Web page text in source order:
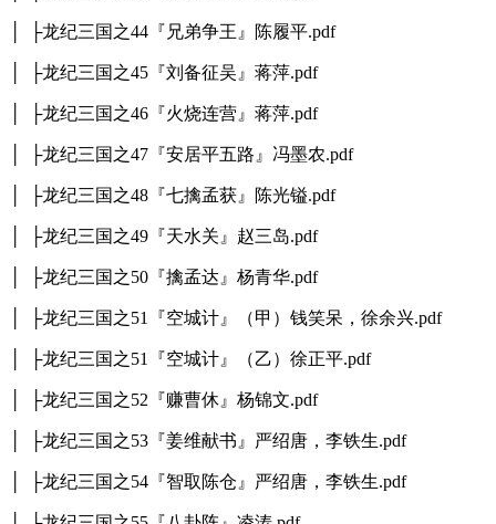
│ ├龙纪三国之44『兄弟争王』陈履平.pdf
│ ├龙纪三国之45『刘备征吴』蒋萍.pdf
│ ├龙纪三国之46『火烧连营』蒋萍.pdf
│ ├龙纪三国之47『安居平五路』冯墨农.pdf
│ ├龙纪三国之48『七擒孟获』陈光镒.pdf
│ ├龙纪三国之49『天水关』赵三岛.pdf
│ ├龙纪三国之50『擒孟达』杨青华.pdf
│ ├龙纪三国之51『空城计』（甲）钱笑呆，徐余兴.pdf
│ ├龙纪三国之51『空城计』（乙）徐正平.pdf
│ ├龙纪三国之52『赚曹休』杨锦文.pdf
│ ├龙纪三国之53『姜维献书』严绍唐，李铁生.pdf
│ ├龙纪三国之54『智取陈仓』严绍唐，李铁生.pdf